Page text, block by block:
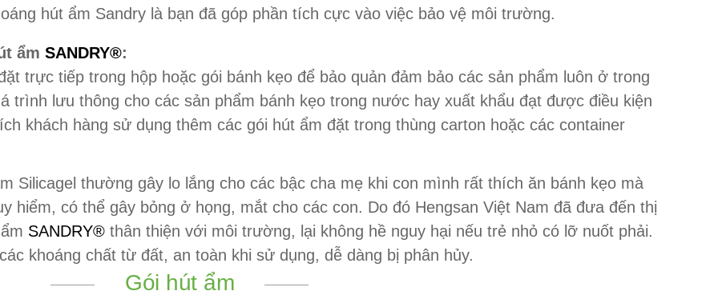
hút ẩm Sandry là bạn đã góp phần tích cực vào việc bảo vệ môi trường.
ẩm SANDRY®:
trực tiếp trong hộp hoặc gói bánh kẹo để bảo quản đảm bảo các sản phẩm luôn ở trong
trình lưu thông cho các sản phẩm bánh kẹo trong nước hay xuất khẩu đạt được điều kiện
khách hàng sử dụng thêm các gói hút ẩm đặt trong thùng carton hoặc các container
Silicagel thường gây lo lắng cho các bậc cha mẹ khi con mình rất thích ăn bánh kẹo mà
hiểm, có thể gây bỏng ở họng, mắt cho các con. Do đó Hengsan Việt Nam đã đưa đến thị
SANDRY® thân thiện với môi trường, lại không hề nguy hại nếu trẻ nhỏ có lỡ nuốt phải.
khoáng chất từ đất, an toàn khi sử dụng, dễ dàng bị phân hủy.
Gói hút ẩm